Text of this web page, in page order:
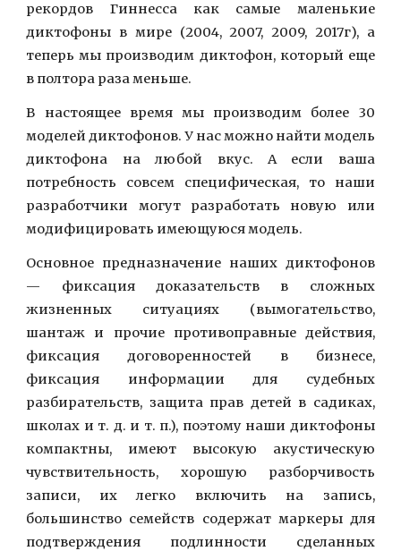
рекордов Гиннесса как самые маленькие
диктофоны в мире (2004, 2007, 2009, 2017г), а
теперь мы производим диктофон, который еще
в полтора раза меньше.
В настоящее время мы производим более 30
моделей диктофонов. У нас можно найти модель
диктофона на любой вкус. А если ваша
потребность совсем специфическая, то наши
разработчики могут разработать новую или
модифицировать имеющуюся модель.
Основное предназначение наших диктофонов
— фиксация доказательств в сложных
жизненных ситуациях (вымогательство,
шантаж и прочие противоправные действия,
фиксация договоренностей в бизнесе,
фиксация информации для судебных
разбирательств, защита прав детей в садиках,
школах и т. д. и т. п.), поэтому наши диктофоны
компактны, имеют высокую акустическую
чувствительность, хорошую разборчивость
записи, их легко включить на запись,
большинство семейств содержат маркеры для
подтверждения подлинности сделанных